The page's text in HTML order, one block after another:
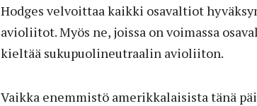
Hodges velvoittaa kaikki osavaltiot
avioliitot. Myös ne, joissa on voimassa
kieltää sukupuolineutraalin avioliiton.
Vaikka enemmistö amerikkalaisista tänä